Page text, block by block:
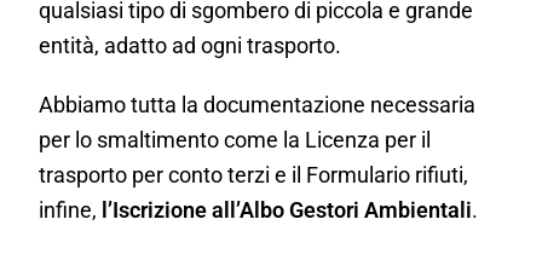
qualsiasi tipo di sgombero di piccola e grande
entità, adatto ad ogni trasporto.
Abbiamo tutta la documentazione necessaria
per lo smaltimento come la Licenza per il
trasporto per conto terzi e il Formulario rifiuti,
infine, l’Iscrizione all’Albo Gestori Ambientali.